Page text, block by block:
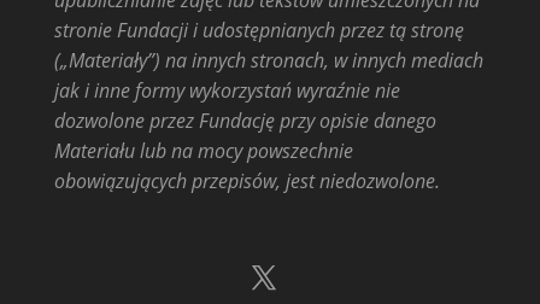
stronie Fundacji i udostępnianych przez tą stronę
(„Materiały”) na innych stronach, w innych mediach
jak i inne formy wykorzystań wyraźnie nie
dozwolone przez Fundację przy opisie danego
Materiału lub na mocy powszechnie
obowiązujących przepisów, jest niedozwolone.